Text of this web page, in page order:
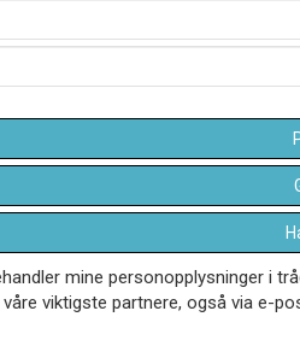
mine personopplysninger i
viktigste partnere, også via e-